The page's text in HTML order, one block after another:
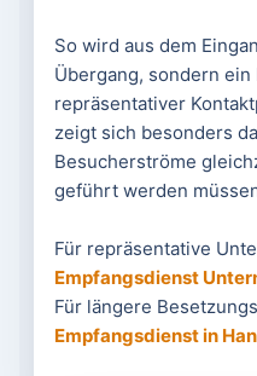
So wird aus dem
Übergang, sondern
repräsentativer
zeigt sich besonders
Besucherströme
geführt werden
Für repräsentative
Empfangsdienst
Für längere
Empfangsdienst in